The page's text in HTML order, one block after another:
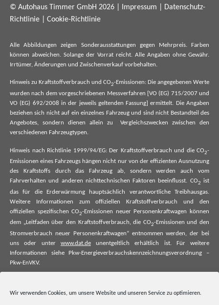
Wir verwenden Cookies, um unsere Website und unseren Service zu optimieren.
© Autohaus Timmer GmbH 2026 | Impressum
Datenschutz-
Richtlinie
Cookie-Richtlinie
Alle Abbildungen zeigen Sonderausstattungen gegen Mehrpreis. Farben
können abweichen. Solange der Vorrat reicht. Alle Angaben ohne Gewähr.
Irrtümer, Änderungen und Zwischenverkauf vorbehalten.
Hinweis zu Kraftstoffverbrauch und CO2-Emissionen: Die angegebenen Werte
wurden nach dem vorgeschriebenen Messverfahren [VO (EG) 715/2007 und
VO (EG) 692/2008 in der jeweils geltenden Fassung] ermittelt. Die Angaben
beziehen sich nicht auf ein einzelnes Fahrzeug und sind nicht Bestandteil des
Angebotes, sondern dienen allein zu Vergleichszwecken zwischen den
verschiedenen Fahrzeugtypen.
Hinweis nach Richtlinie 1999/94/EG: Der Kraftstoffverbrauch und die CO2-
Emissionen eines Fahrzeugs hängen nicht nur von der effizienten Ausnutzung
des Kraftstoffs durch das Fahrzeug ab, sondern werden auch vom
Fahrverhalten und anderen nichttechnischen Faktoren beeinflusst. CO2
ist
das für die Erderwärmung hauptsächlich verantwortliche Treibhausgas.
Weitere Informationen zum offiziellen Kraftstoffverbrauch und den
offiziellen spezifischen CO2-Emissionen neuer Personenkraftwagen können
dem „Leitfaden über den Kraftstoffverbrauch, die CO2-Emissionen und den
Stromverbrauch neuer Personenkraftwagen“ entnommen werden, der bei
uns oder unter www.dat.deunentgeltlich erhältlich ist. Für weitere
Informationen siehe Pkw-Energieverbrauchskennzeichnungsverordnung –
Pkw-EnVKV.
offiziellen spezifischen CO₂-Emissionen und ggf. zum Stromverbrauch neuer